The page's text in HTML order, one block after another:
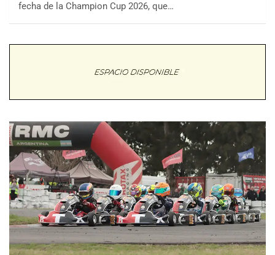
fecha de la Champion Cup 2026, que…